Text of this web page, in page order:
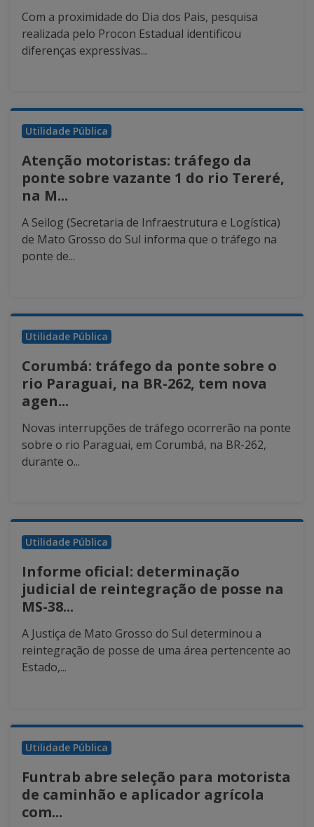
Com a proximidade do Dia dos Pais, pesquisa
realizada pelo Procon Estadual identificou
diferenças expressivas...
Utilidade Pública
Atenção motoristas: tráfego da
ponte sobre vazante 1 do rio Tereré,
na M...
A Seilog (Secretaria de Infraestrutura e Logística)
de Mato Grosso do Sul informa que o tráfego na
ponte de...
Utilidade Pública
Corumbá: tráfego da ponte sobre o
rio Paraguai, na BR-262, tem nova
agen...
Novas interrupções de tráfego ocorrerão na ponte
sobre o rio Paraguai, em Corumbá, na BR-262,
durante o...
Utilidade Pública
Informe oficial: determinação
judicial de reintegração de posse na
MS-38...
A Justiça de Mato Grosso do Sul determinou a
reintegração de posse de uma área pertencente ao
Estado,...
Utilidade Pública
Funtrab abre seleção para motorista
de caminhão e aplicador agrícola
com...